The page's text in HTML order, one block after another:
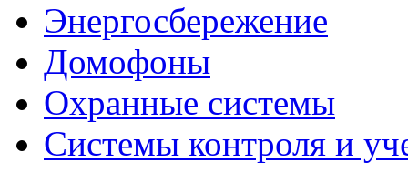
Энергосбережение
Домофоны
Охранные системы
Системы контроля и